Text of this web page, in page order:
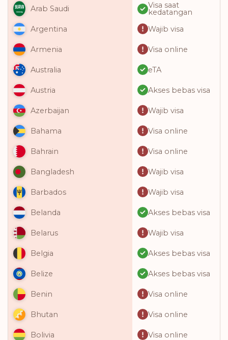
Arab Saudi Visa saat
kedatangan
Argentina
Wajib visa
Armenia Visa online
Australia eTA
Austria Akses bebas visa
Azerbaijan Wajib visa
Bahama Visa online
Bahrain Visa online
Bangladesh Wajib visa
Barbados Wajib visa
Belanda Akses bebas visa
Belarus Wajib visa
Belgia Akses bebas visa
Belize Akses bebas visa
Benin Visa online
Bhutan Visa online
Bolivia Visa online